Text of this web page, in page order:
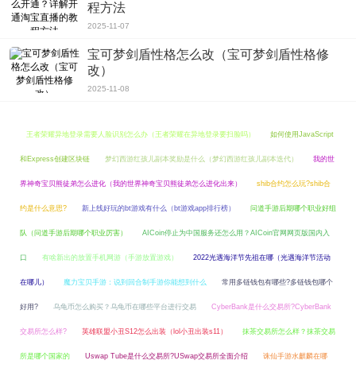
程方法
2025-11-07
宝可梦剑盾性格怎么改（宝可梦剑盾性格修
改）
2025-11-08
王者荣耀异地登录需要人脸识别怎么办（王者荣耀在异地登录要扫脸吗） 如何使用JavaScript
和Express创建区块链 梦幻西游红孩儿副本奖励是什么（梦幻西游红孩儿副本迭代） 我的世
界神奇宝贝熊徒弟怎么进化（我的世界神奇宝贝熊徒弟怎么进化出来） shib合约怎么玩?shib合
约是什么意思? 新上线好玩的bt游戏有什么（bt游戏app排行榜） 问道手游后期哪个职业好组
队（问道手游后期哪个职业厉害） AICoin停止为中国服务还怎么用？AICoin官网网页版国内入
口 有啥新出的放置手机网游（手游放置游戏） 2022光遇海洋节先祖在哪（光遇海洋节活动
在哪儿） 魔力宝贝手游：说到回合制手游你能想到什么 常用多链钱包有哪些?多链钱包哪个
好用? 乌龟币怎么购买？乌龟币在哪些平台进行交易 CyberBank是什么交易所?CyberBank
交易所怎么样? 英雄联盟小丑S12怎么出装（lol小丑出装s11） 抹茶交易所怎么样？抹茶交易
所是哪个国家的 Uswap Tube是什么交易所?USwap交易所全面介绍 诛仙手游水麒麟在哪